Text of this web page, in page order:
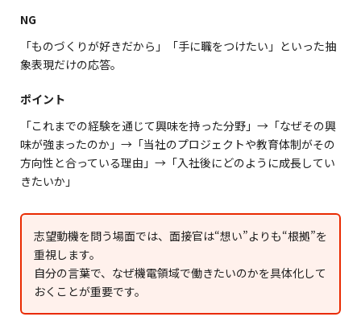
NG
「ものづくりが好きだから」「手に職をつけたい」といった抽
象表現だけの応答。
ポイント
「これまでの経験を通じて興味を持った分野」→「なぜその興
味が強まったのか」→「当社のプロジェクトや教育体制がその
方向性と合っている理由」→「入社後にどのように成長してい
きたいか」
志望動機を問う場面では、面接官は“想い”よりも“根拠”を
重視します。
自分の言葉で、なぜ機電領域で働きたいのかを具体化して
おくことが重要です。